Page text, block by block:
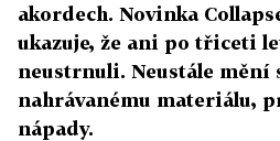
akordech. Novinka
ukazuje, že ani po třiceti
neustrnuli. Neustále mění
nahrávanému materiálu,
nápady.